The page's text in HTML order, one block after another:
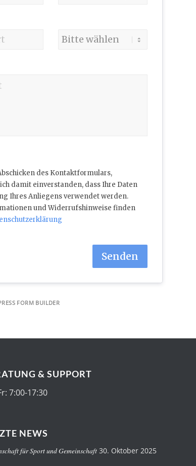
des Kontaktformulars,
damit einverstanden, dass Ihre Daten
Ihres Anliegens verwendet werden.
und Widerrufshinweise finden
Senden
FORM BUILDER
& SUPPORT
7:00-17:30
NEWS
für Sport und Gemeinschaft 30. Oktober 2025